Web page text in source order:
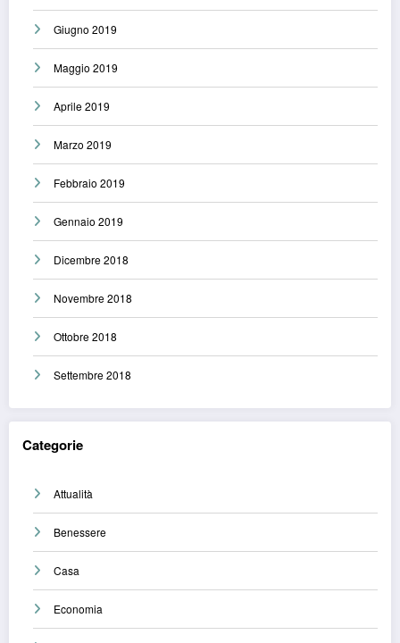
Giugno 2019
Maggio 2019
Aprile 2019
Marzo 2019
Febbraio 2019
Gennaio 2019
Dicembre 2018
Novembre 2018
Ottobre 2018
Settembre 2018
Categorie
Attualità
Benessere
Casa
Economia